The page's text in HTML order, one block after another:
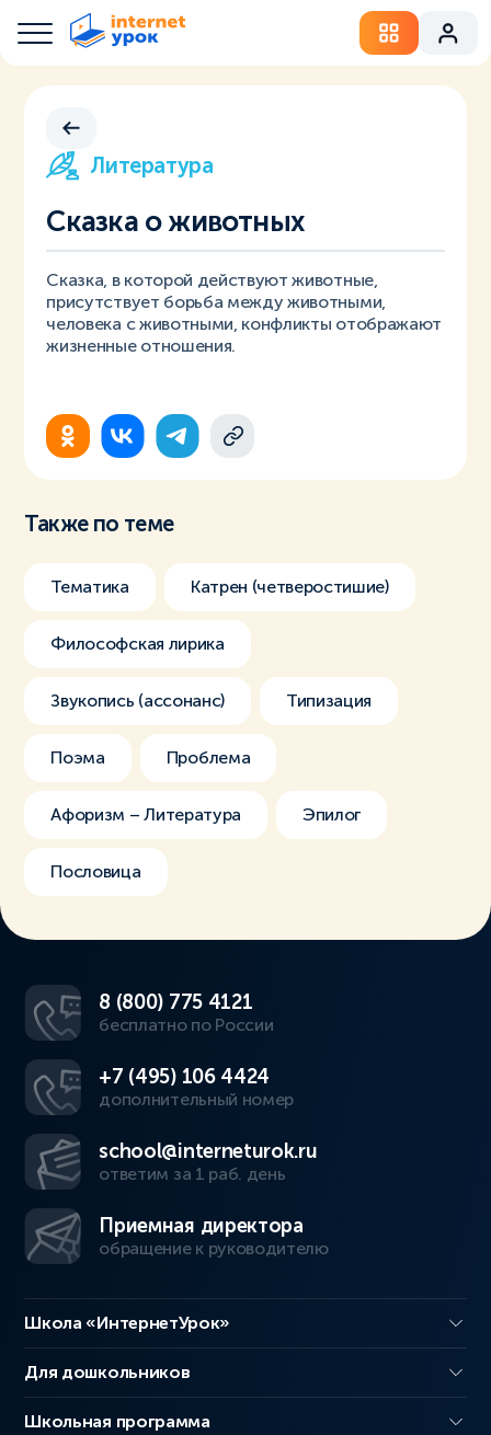
Литература
Сказка о животных
Сказка, в которой действуют животные,
присутствует борьба между животными,
человека с животными, конфликты отображают
жизненные отношения.
Также по теме
Тематика Катрен (четверостишие)
Философская лирика
Звукопись (ассонанс) Типизация
Поэма Проблема
Афоризм – Литература Эпилог
Пословица
8 (800) 775 4121
бесплатно по России
+7 (495) 106 4424
дополнительный номер
school@interneturok.ru
ответим за 1 раб. день
Приемная директора
обращение к руководителю
Школа «ИнтернетУрок»
Для дошкольников
Школьная программа